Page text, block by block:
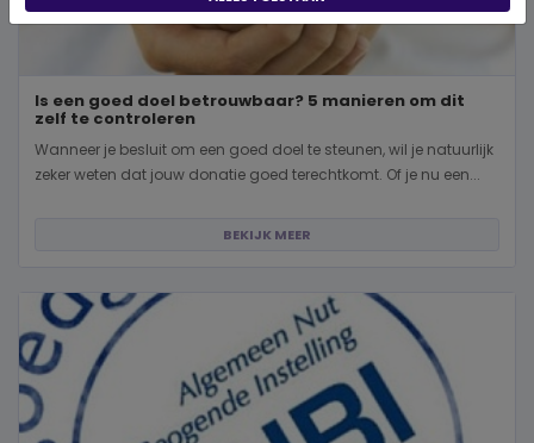
Is een goed doel betrouwbaar? 5 manieren om dit
zelf te controleren
Wanneer je besluit om een goed doel te steunen, wil je natuurlijk
zeker weten dat jouw donatie goed terechtkomt. Of je nu een...
BEKIJK MEER